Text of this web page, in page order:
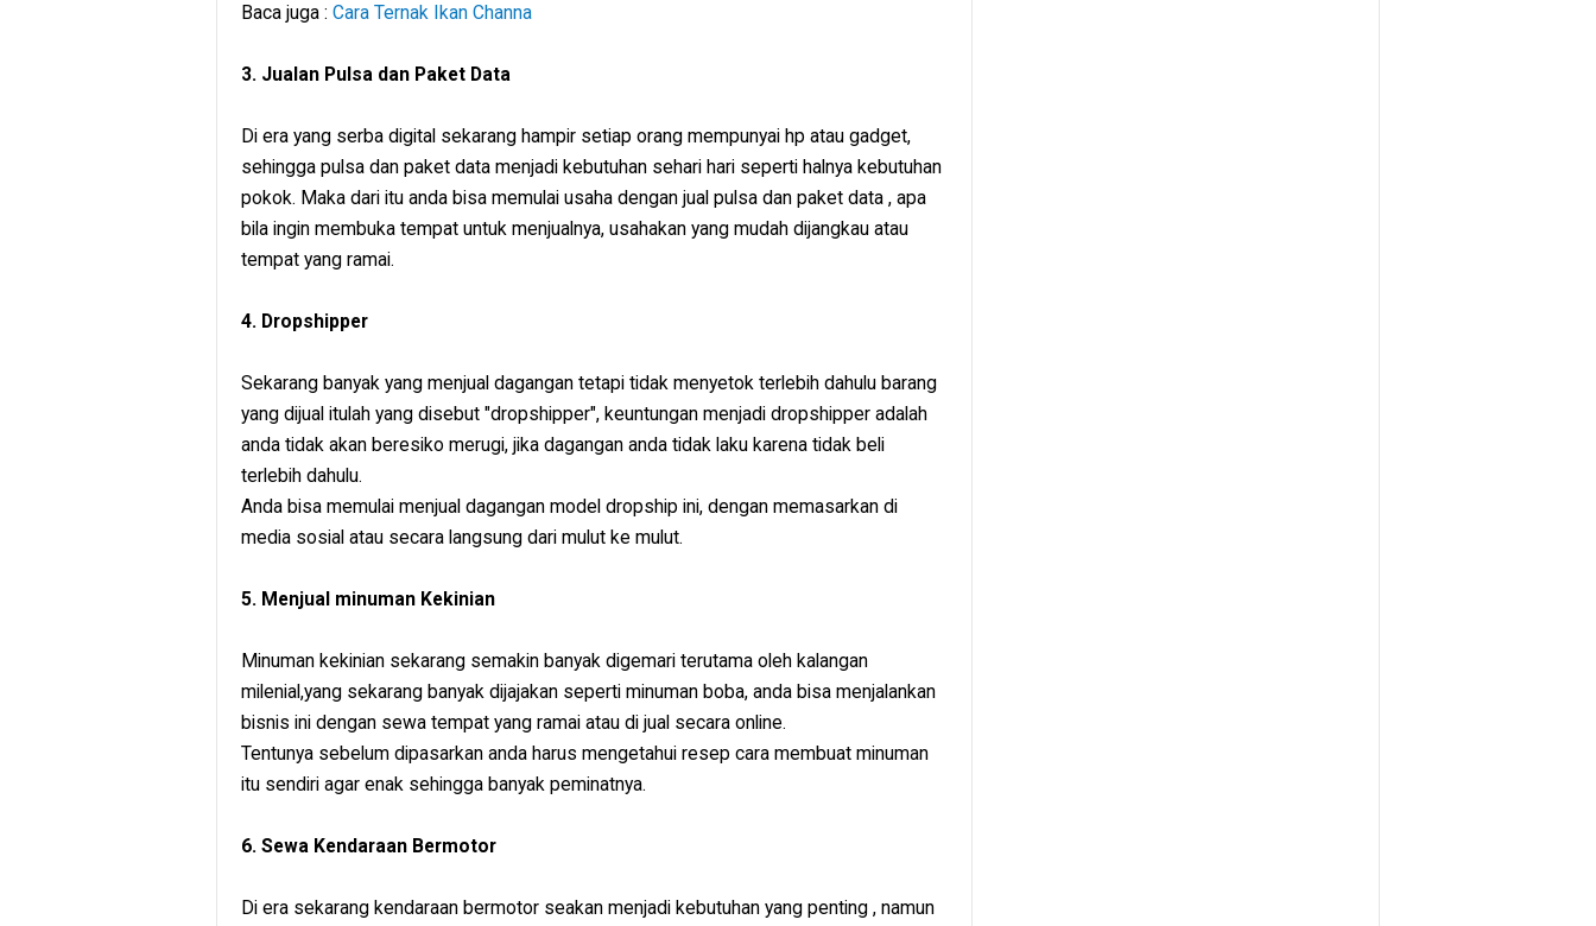
Baca juga : Cara Ternak Ikan Channa
3. Jualan Pulsa dan Paket Data
Di era yang serba digital sekarang hampir setiap orang mempunyai hp atau gadget,
sehingga pulsa dan paket data menjadi kebutuhan sehari hari seperti halnya kebutuhan
pokok. Maka dari itu anda bisa memulai usaha dengan jual pulsa dan paket data , apa
bila ingin membuka tempat untuk menjualnya, usahakan yang mudah dijangkau atau
tempat yang ramai.
4. Dropshipper
Sekarang banyak yang menjual dagangan tetapi tidak menyetok terlebih dahulu barang
yang dijual itulah yang disebut "dropshipper", keuntungan menjadi dropshipper adalah
anda tidak akan beresiko merugi, jika dagangan anda tidak laku karena tidak beli
terlebih dahulu.
Anda bisa memulai menjual dagangan model dropship ini, dengan memasarkan di
media sosial atau secara langsung dari mulut ke mulut.
5. Menjual minuman Kekinian
Minuman kekinian sekarang semakin banyak digemari terutama oleh kalangan
milenial,yang sekarang banyak dijajakan seperti minuman boba, anda bisa menjalankan
bisnis ini dengan sewa tempat yang ramai atau di jual secara online.
Tentunya sebelum dipasarkan anda harus mengetahui resep cara membuat minuman
itu sendiri agar enak sehingga banyak peminatnya.
6. Sewa Kendaraan Bermotor
Di era sekarang kendaraan bermotor seakan menjadi kebutuhan yang penting , namun